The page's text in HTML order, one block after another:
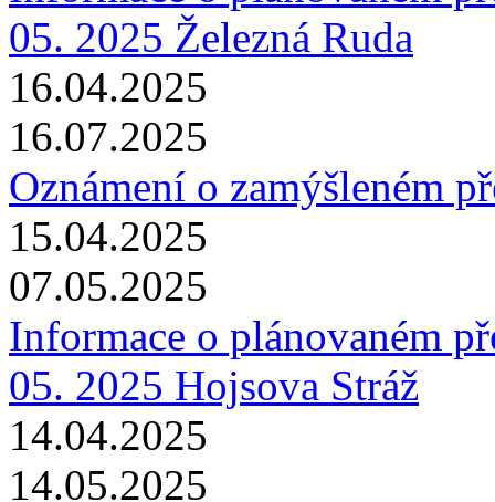
05. 2025 Železná Ruda
16.04.2025
16.07.2025
Oznámení o zamýšleném
15.04.2025
07.05.2025
Informace o plánovaném
05. 2025 Hojsova Stráž
14.04.2025
14.05.2025